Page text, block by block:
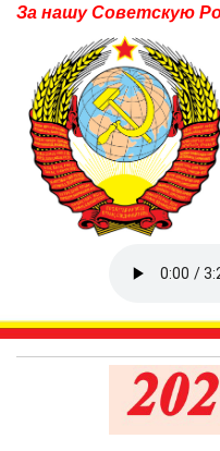
За нашу Советскую